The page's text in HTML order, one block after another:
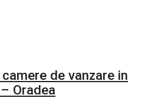
de vanzare in
Oradea